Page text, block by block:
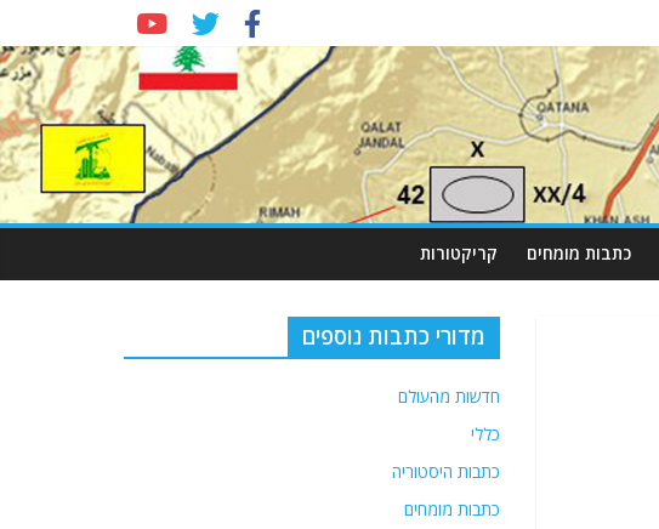
כתבות מומחים קריקטורות
מדורי כתבות נוספים
חדשות מהעולם
כללי
כתבות היסטוריה
כתבות מומחים